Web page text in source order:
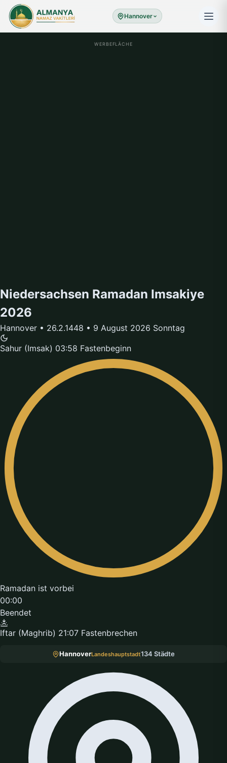
Hannover
WERBEFLÄCHE
Niedersachsen Ramadan Imsakiye
2026
Hannover • 26.2.1448 • 9 August 2026 Sonntag
Sahur (Imsak) 03:58 Fastenbeginn
Ramadan ist vorbei
00:00
Beendet
Iftar (Maghrib) 21:07 Fastenbrechen
HannoverLandeshauptstadt134 Städte